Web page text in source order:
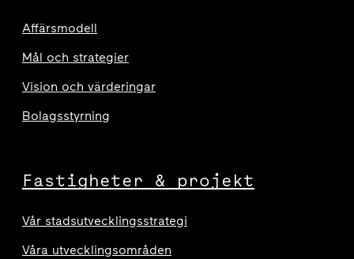
Affärsmodell
Mål och strategier
Vision och värderingar
Bolagsstyrning
Fastigheter & projekt
Vår stadsutvecklingsstrategi
Våra utvecklingsområden